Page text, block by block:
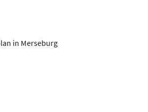
in Merseburg